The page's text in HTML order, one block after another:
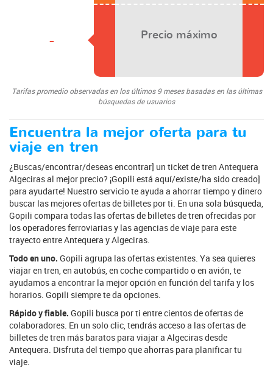
- Precio máximo
Tarifas promedio observadas en los últimos 9 meses basadas en las últimas
búsquedas de usuarios
Encuentra la mejor oferta para tu
viaje en tren
¿Buscas/encontrar/deseas encontrar] un ticket de tren Antequera
Algeciras al mejor precio? ¡Gopili está aquí/existe/ha sido creado]
para ayudarte! Nuestro servicio te ayuda a ahorrar tiempo y dinero
buscar las mejores ofertas de billetes por ti. En una sola búsqueda,
Gopili compara todas las ofertas de billetes de tren ofrecidas por
los operadores ferroviarias y las agencias de viaje para este
trayecto entre Antequera y Algeciras.
Todo en uno. Gopili agrupa las ofertas existentes. Ya sea quieres
viajar en tren, en autobús, en coche compartido o en avión, te
ayudamos a encontrar la mejor opción en función del tarifa y los
horarios. Gopili siempre te da opciones.
Rápido y fiable. Gopili busca por ti entre cientos de ofertas de
colaboradores. En un solo clic, tendrás acceso a las ofertas de
billetes de tren más baratos para viajar a Algeciras desde
Antequera. Disfruta del tiempo que ahorras para planificar tu
viaje.